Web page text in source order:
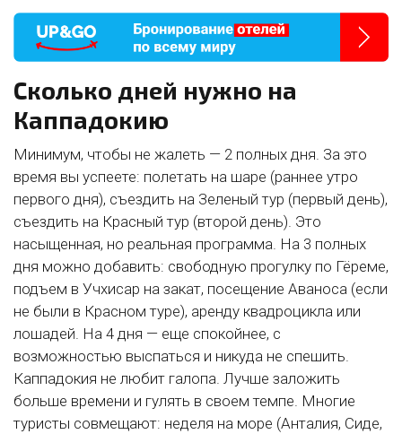
Сколько дней нужно на
Каппадокию
Минимум, чтобы не жалеть — 2 полных дня. За это
время вы успеете: полетать на шаре (раннее утро
первого дня), съездить на Зеленый тур (первый день),
съездить на Красный тур (второй день). Это
насыщенная, но реальная программа. На 3 полных
дня можно добавить: свободную прогулку по Гёреме,
подъем в Учхисар на закат, посещение Аваноса (если
не были в Красном туре), аренду квадроцикла или
лошадей. На 4 дня — еще спокойнее, с
возможностью выспаться и никуда не спешить.
Каппадокия не любит галопа. Лучше заложить
больше времени и гулять в своем темпе. Многие
туристы совмещают: неделя на море (Анталия, Сиде,